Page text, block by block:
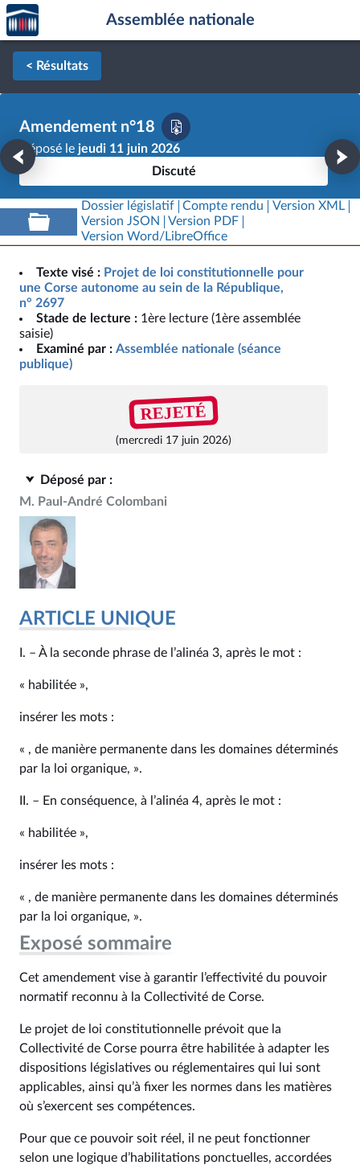
Aller au contenu
Aller en bas de la page
Accèder
à la
page
d'accueil
Assemblée nationale
< Résultats
Amendement n°18
Déposé le jeudi 11 juin 2026
Discuté
Dossier législatif Compte rendu
Version XML
Version JSON
Version PDF
Version Word/LibreOffice
Texte visé : Projet de loi constitutionnelle pour
une Corse autonome au sein de la République,
n° 2697
Stade de lecture : 1ère lecture (1ère assemblée
saisie)
Examiné par : Assemblée nationale (séance
publique)
REJETÉ
(mercredi 17 juin 2026)
Déposé par :
M. Paul-André Colombani
ARTICLE UNIQUE
I. – À la seconde phrase de l’alinéa 3, après le mot :
« habilitée »,
insérer les mots :
« , de manière permanente dans les domaines déterminés
par la loi organique, ».
II. – En conséquence, à l’alinéa 4, après le mot :
« habilitée »,
insérer les mots :
« , de manière permanente dans les domaines déterminés
par la loi organique, ».
Exposé sommaire
Cet amendement vise à garantir l’effectivité du pouvoir
normatif reconnu à la Collectivité de Corse.
Le projet de loi constitutionnelle prévoit que la
Collectivité de Corse pourra être habilitée à adapter les
dispositions législatives ou réglementaires qui lui sont
applicables, ainsi qu’à fixer les normes dans les matières
où s’exercent ses compétences.
Pour que ce pouvoir soit réel, il ne peut fonctionner
selon une logique d’habilitations ponctuelles, accordées